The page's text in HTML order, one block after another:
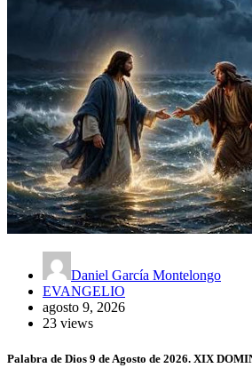
Daniel García Montelongo
EVANGELIO
agosto 9, 2026
23 views
Palabra de Dios 9 de Agosto de 2026. XIX